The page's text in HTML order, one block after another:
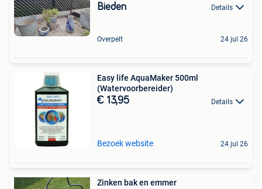
Bieden Details
Overpelt 24 jul 26
Easy life AquaMaker 500ml
(Watervoorbereider)
€ 13,95 Details
Bezoek website 24 jul 26
Zinken bak en emmer